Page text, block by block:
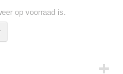
op voorraad is.